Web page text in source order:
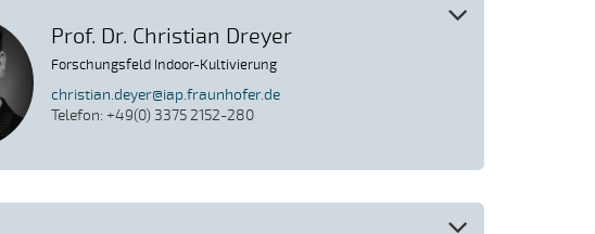
Prof. Dr. Christian Dreyer
Forschungsfeld Indoor-Kultivierung
christian.deyer@iap.fraunhofer.de
Telefon: +49(0) 3375 2152-280